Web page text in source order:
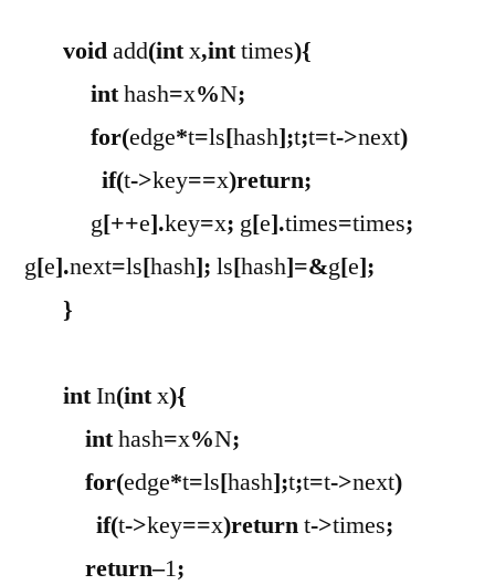
voidadd(intx,inttimes){
inthash=x%N;
for(edge*t=ls[hash];t;t=t->next)
if(t->key==x)return;
g[++e].key=x; g[e].times=times;
g[e].next=ls[hash]; ls[hash]=&g[e];
}
intIn(intx){
inthash=x%N;
for(edge*t=ls[hash];t;t=t->next)
if(t->key==x)returnt->times;
return–1;